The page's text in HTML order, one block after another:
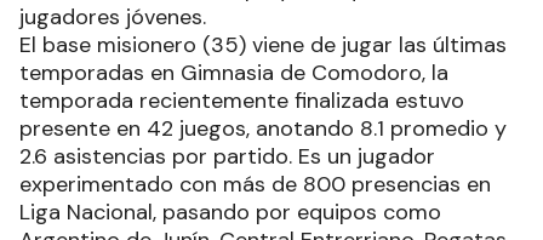
jugadores jóvenes.
El base misionero (35) viene de jugar las últimas
temporadas en Gimnasia de Comodoro, la
temporada recientemente finalizada estuvo
presente en 42 juegos, anotando 8.1 promedio y
2.6 asistencias por partido. Es un jugador
experimentado con más de 800 presencias en
Liga Nacional, pasando por equipos como